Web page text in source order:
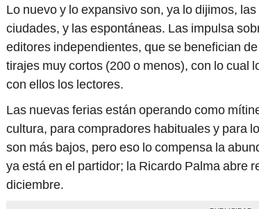
Lo nuevo y lo expansivo son, ya lo dijimos,
ciudades, y las espontáneas. Las impulsa
editores independientes, que se benefician
tirajes muy cortos (200 o menos), con lo cual
con ellos los lectores.
Las nuevas ferias están operando como
cultura, para compradores habituales y para
son más bajos, pero eso lo compensa la
ya está en el partidor; la Ricardo Palma abre
diciembre.